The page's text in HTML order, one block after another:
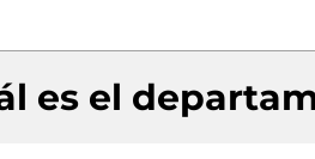
es el